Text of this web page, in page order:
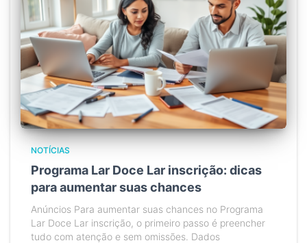
NOTÍCIAS
Programa Lar Doce Lar inscrição: dicas
para aumentar suas chances
Anúncios Para aumentar suas chances no Programa
Lar Doce Lar inscrição, o primeiro passo é preencher
tudo com atenção e sem omissões. Dados